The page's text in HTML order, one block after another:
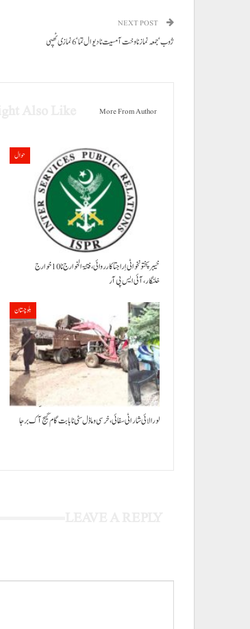
NEXT POST
ژوب ‘جمعہ نماز نا وخت آ مسیت نا دیوال تما‘6نمازی ٹھپی
More From Author
حوال
خیبر پختونخوا ٹی اِرا جتا کارروائی، فتنۃ الخوارج نا 10خوارج
خلنگار،آئی ایس پی آر
بلوچستان
لورالائی شار اٹی سفائی، خرسی و ماڈل سٹی نا بابت گام گیج آک برجا